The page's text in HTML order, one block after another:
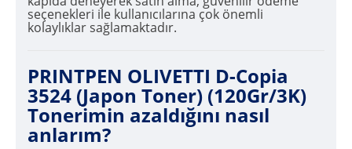
seçenekleri ile kullanıcılarına çok önemli
kolaylıklar sağlamaktadır.
PRINTPEN OLIVETTI D-Copia
3524 (Japon Toner) (120Gr/3K)
Tonerimin azaldığını nasıl
anlarım?